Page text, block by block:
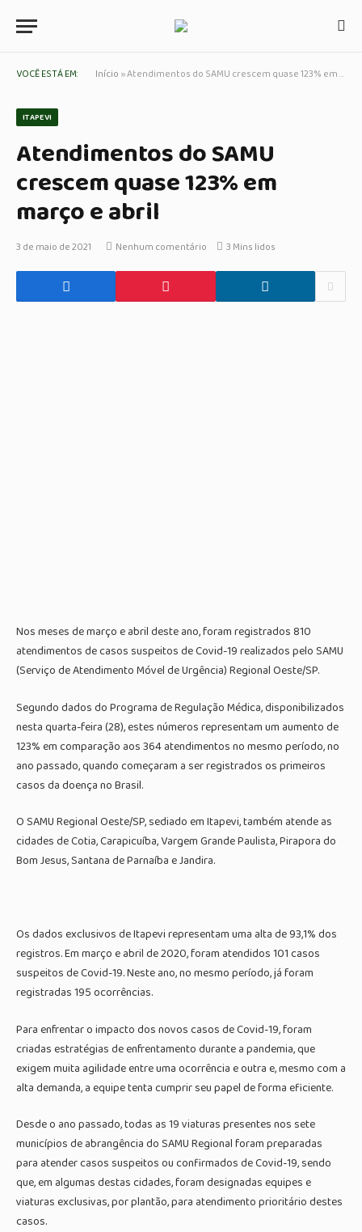
VOCÊ ESTÁ EM: Início »Atendimentos do SAMU crescem quase 123% em março e abril
ITAPEVI
Atendimentos do SAMU
crescem quase 123% em
março e abril
3 de maio de 2021 Nenhum comentário 3 Mins lidos
Nos meses de março e abril deste ano, foram registrados 810
atendimentos de casos suspeitos de Covid-19 realizados pelo SAMU
(Serviço de Atendimento Móvel de Urgência) Regional Oeste/SP.
Segundo dados do Programa de Regulação Médica, disponibilizados
nesta quarta-feira (28), estes números representam um aumento de
123% em comparação aos 364 atendimentos no mesmo período, no
ano passado, quando começaram a ser registrados os primeiros
casos da doença no Brasil.
O SAMU Regional Oeste/SP, sediado em Itapevi, também atende as
cidades de Cotia, Carapicuíba, Vargem Grande Paulista, Pirapora do
Bom Jesus, Santana de Parnaíba e Jandira.
Os dados exclusivos de Itapevi representam uma alta de 93,1% dos
registros. Em março e abril de 2020, foram atendidos 101 casos
suspeitos de Covid-19. Neste ano, no mesmo período, já foram
registradas 195 ocorrências.
Para enfrentar o impacto dos novos casos de Covid-19, foram
criadas estratégias de enfrentamento durante a pandemia, que
exigem muita agilidade entre uma ocorrência e outra e, mesmo com a
alta demanda, a equipe tenta cumprir seu papel de forma eficiente.
Desde o ano passado, todas as 19 viaturas presentes nos sete
municípios de abrangência do SAMU Regional foram preparadas
para atender casos suspeitos ou confirmados de Covid-19, sendo
que, em algumas destas cidades, foram designadas equipes e
viaturas exclusivas, por plantão, para atendimento prioritário destes
casos.